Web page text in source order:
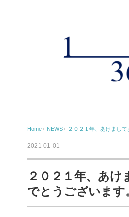
Home › NEWS › ２０２１年、あけまして
2021-01-01
２０２１年、あけ
でとうございます